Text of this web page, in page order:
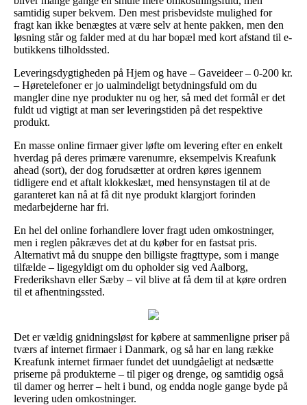
samtidig super bekvem. Den mest prisbevidste mulighed for
fragt kan ikke benægtes at være selv at hente pakken, men den
løsning står og falder med at du har bopæl med kort afstand til e-
butikkens tilholdssted.
Leveringsdygtigheden på Hjem og have – Gaveideer – 0-200 kr.
– Høretelefoner er jo ualmindeligt betydningsfuld om du
mangler dine nye produkter nu og her, så med det formål er det
fuldt ud vigtigt at man ser leveringstiden på det respektive
produkt.
En masse online firmaer giver løfte om levering efter en enkelt
hverdag på deres primære varenumre, eksempelvis Kreafunk
ahead (sort), der dog forudsætter at ordren køres igennem
tidligere end et aftalt klokkeslæt, med hensynstagen til at de
garanteret kan nå at få dit nye produkt klargjort forinden
medarbejderne har fri.
En hel del online forhandlere lover fragt uden omkostninger,
men i reglen påkræves det at du køber for en fastsat pris.
Alternativt må du snuppe den billigste fragttype, som i mange
tilfælde – ligegyldigt om du opholder sig ved Aalborg,
Frederikshavn eller Sæby – vil blive at få dem til at køre ordren
til et afhentningssted.
Det er vældig gnidningsløst for købere at sammenligne priser på
tværs af internet firmaer i Danmark, og så har en lang række
Kreafunk internet firmaer fundet det uundgåeligt at nedsætte
priserne på produkterne – til piger og drenge, og samtidig også
til damer og herrer – helt i bund, og endda nogle gange byde på
levering uden omkostninger.